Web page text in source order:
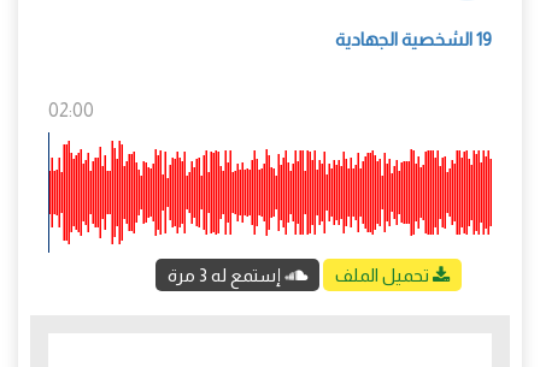
19 الشخصية الجهادية
02:00
تحميل الملف إستمع له 3 مرة